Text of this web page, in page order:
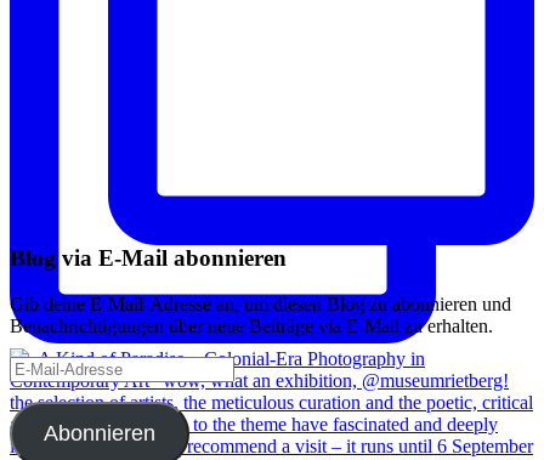
Blog via E-Mail abonnieren
Gib deine E-Mail-Adresse an, um diesen Blog zu abonnieren und
Benachrichtigungen über neue Beiträge via E-Mail zu erhalten.
E-
Mail-
Adresse
Abonnieren